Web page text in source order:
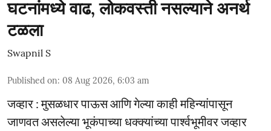
घटनांमध्ये वाढ, लोकवस्ती नसल्याने अनर्थ
टळला
Swapnil S
Published on: 08 Aug 2026, 6:03 am
जव्हार : मुसळधार पाऊस आणि गेल्या काही महिन्यांपासून
जाणवत असलेल्या भूकंपाच्या धक्क्यांच्या पार्श्वभूमीवर जव्हार